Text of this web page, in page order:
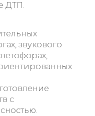
ДТП.
звукового
с